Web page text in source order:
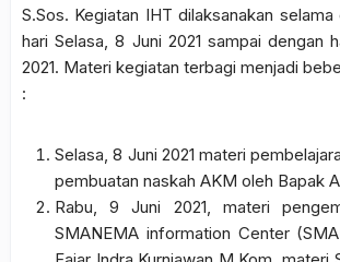
S.Sos. Kegiatan IHT dilaksanakan
hari Selasa, 8 Juni 2021 sampai dengan
2021. Materi kegiatan terbagi menjadi
:
Selasa, 8 Juni 2021 materi
pembuatan naskah AKM oleh Bapak
Rabu, 9 Juni 2021, materi
SMANEMA information Center